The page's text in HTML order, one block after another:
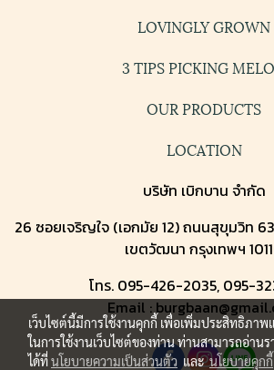
LOVINGLY GROWN
3 TIPS PICKING
OUR PRODUCTS
LOCATION
บริษัท เบิกบาน จำกัด
26 ซอยเจริญใจ (เอกมัย 12) ถนนสุขุมวิท
เขตวัฒนา กรุงเทพฯ
โทร. 095-426-2035, 095-
Email :
เว็บไซต์นี้มีการใช้งานคุกกี้ เพื่อเพิ่มประสิทธิภา
ในการใช้งานเว็บไซต์ของท่าน ท่านสามารถอ่านร
ได้ที่นโยบายความเป็นส่วนตัว และนโยบายคุกกี้